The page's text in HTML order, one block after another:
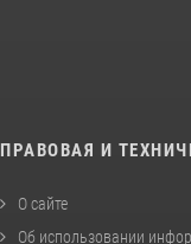
ПРАВОВАЯ И
О сайте
Об использовании